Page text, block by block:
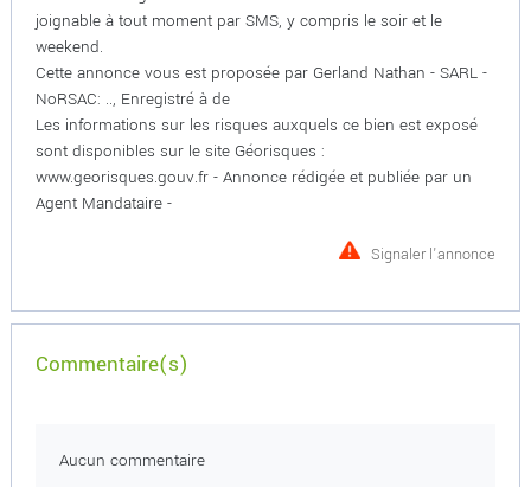
joignable à tout moment par SMS, y compris le soir et le
weekend.
Cette annonce vous est proposée par Gerland Nathan - SARL -
NoRSAC: .., Enregistré à de
Les informations sur les risques auxquels ce bien est exposé
sont disponibles sur le site Géorisques :
www.georisques.gouv.fr - Annonce rédigée et publiée par un
Agent Mandataire -
Signaler l'annonce
Commentaire(s)
Aucun commentaire